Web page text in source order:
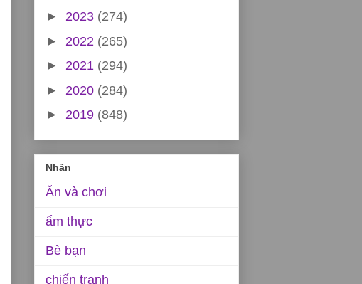
► 2023 (274)
► 2022 (265)
► 2021 (294)
► 2020 (284)
► 2019 (848)
Nhãn
Ăn và chơi
ẩm thực
Bè bạn
chiến tranh